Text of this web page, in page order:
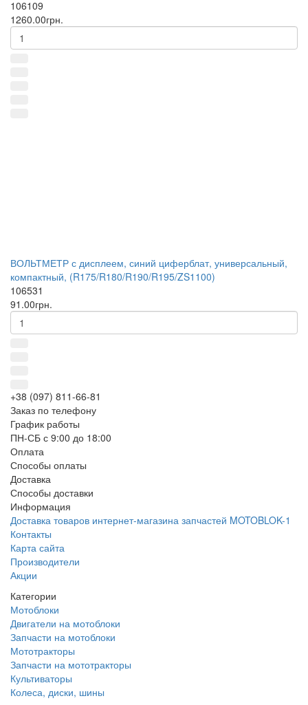
106109
1260.00грн.
ВОЛЬТМЕТР с дисплеем, синий циферблат, универсальный,
компактный, (R175/R180/R190/R195/ZS1100)
106531
91.00грн.
+38 (097) 811-66-81
Заказ по телефону
График работы
ПН-СБ с 9:00 до 18:00
Оплата
Способы оплаты
Доставка
Способы доставки
Информация
Доставка товаров интернет-магазина запчастей MOTOBLOK-1
Контакты
Карта сайта
Производители
Акции
Категории
Мотоблоки
Двигатели на мотоблоки
Запчасти на мотоблоки
Мототракторы
Запчасти на мототракторы
Культиваторы
Колеса, диски, шины